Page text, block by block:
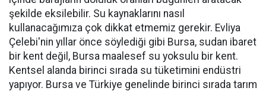
şekilde eksilebilir. Su kaynaklarını nasıl
kullanacağımıza çok dikkat etmemiz gerekir. Evliya
Çelebi'nin yıllar önce söylediği gibi Bursa, sudan ibaret
bir kent değil, Bursa maalesef su yoksulu bir kent.
Kentsel alanda birinci sırada su tüketimini endüstri
yapıyor. Bursa ve Türkiye genelinde birinci sırada tarım